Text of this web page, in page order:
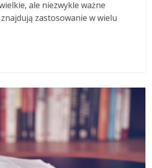
ale niezwykle ważne
zastosowanie w wielu